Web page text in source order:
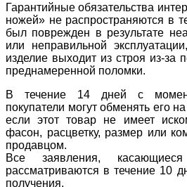
Гарантийные обязательства
ножей» не распространяются в
был поврежден в результате
или неправильной
изделие выходит из строя из-за
преднамеренной поломки.
В течение 14 дней с
покупатели могут обменять его
если этот товар не имеет
фасон, расцветку, размер или
продавцом.
Все заявления,
рассматриваются в течение 10
получения.